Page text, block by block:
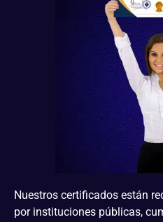
Nuestros certificados están
por instituciones públicas,